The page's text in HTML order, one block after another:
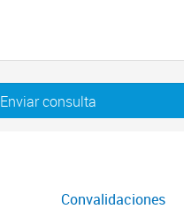
Enviar consulta
Convalidaciones